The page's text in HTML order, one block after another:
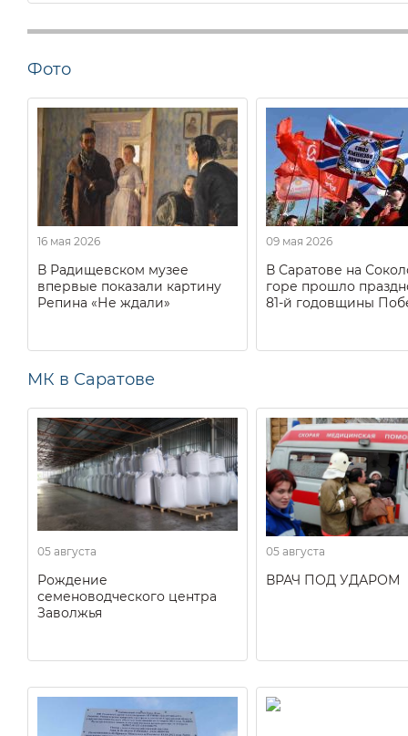
Фото
16 мая 2026
В Радищевском музее
впервые показали картину
Репина «Не ждали»
09 мая 2026
В Саратове на
горе прошло
81-й годовщины
МК в Саратове
05 августа
Рождение
семеноводческого центра
Заволжья
05 августа
ВРАЧ ПОД УДАРОМ